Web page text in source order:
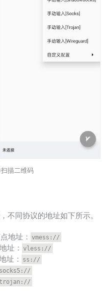
描二维码
不同协议的地址如下所示。
地址： vmess://
址： vless://
址： ss://
socks5://